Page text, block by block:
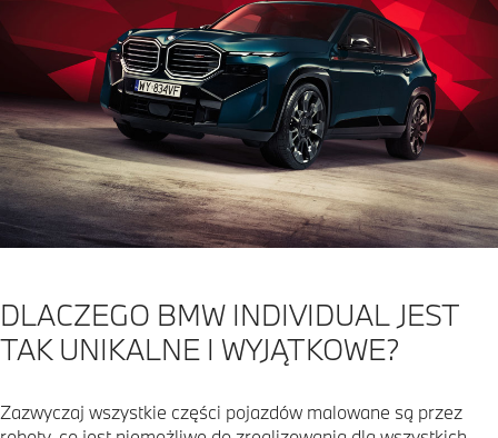
DLACZEGO BMW INDIVIDUAL JEST
TAK UNIKALNE I WYJĄTKOWE?
Zazwyczaj wszystkie części pojazdów malowane są przez